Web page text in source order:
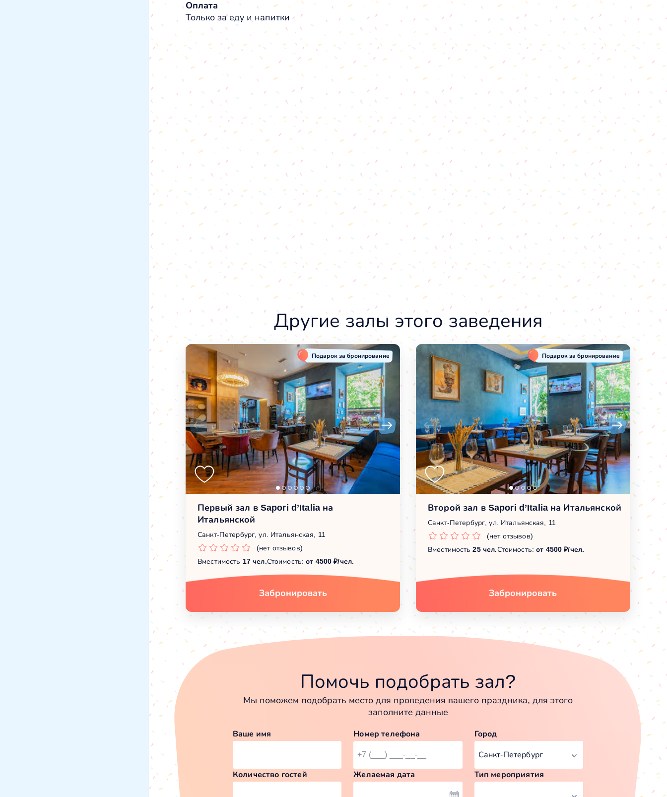
Оплата
Только за еду и напитки
Другие залы этого заведения
Подарок за бронирование
Первый зал в Sapori d’Italia на
Итальянской
Санкт-Петербург, ул. Итальянская, 11
(нет отзывов)
Вместимость 17 чел.Стоимость:от 4500 ₽/чел.
Забронировать
Подарок за бронирование
Второй зал в Sapori d’Italia на Итальянской
Санкт-Петербург, ул. Итальянская, 11
(нет отзывов)
Вместимость25 чел.Стоимость:от 4500 ₽/чел.
Забронировать
Помочь подобрать зал?
Мы поможем подобрать место для проведения вашего праздника, для этого
заполните данные
Ваше имя Номер телефона Город
Количество гостей Желаемая дата Тип мероприятия